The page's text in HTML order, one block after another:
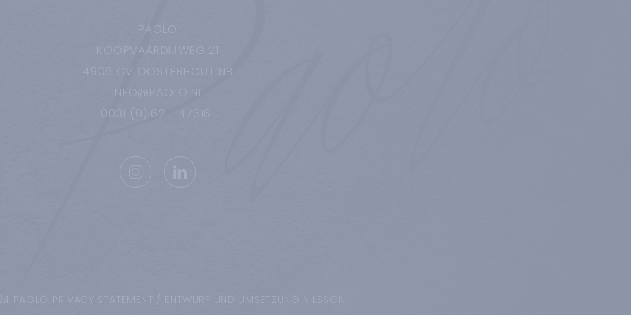
PAOLO
KOOPVAARDIJWEG
4906 CV
OOSTERHOUT NB
INFO@PAOLO.NL
0031 (0)162 - 476161
PRIVACY STATEMENT ENTWURF UND UMSETZUNG NILSSON